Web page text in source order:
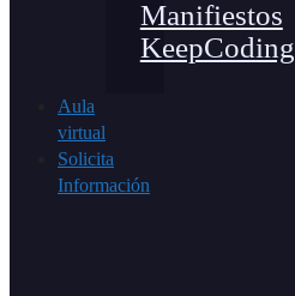
Manifiestos
KeepCoding
Aula
virtual
Solicita
Información